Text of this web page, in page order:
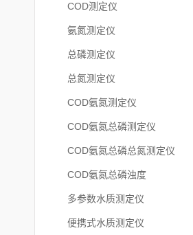
COD测定仪
氨氮测定仪
总磷测定仪
总氮测定仪
COD氨氮测定仪
COD氨氮总磷测定仪
COD氨氮总磷总氮测定仪
COD氨氮总磷浊度
多参数水质测定仪
便携式水质测定仪